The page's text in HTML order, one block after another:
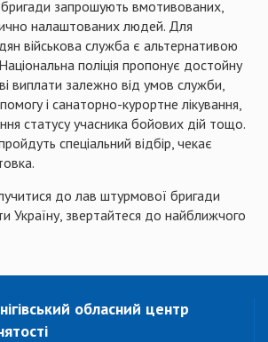
запрошують вмотивованих,
налаштованих людей. Для
військова служба є альтернативою
поліція пропонує достойну
виплати залежно від умов служби,
і санаторно-курортне лікування,
статусу учасника бойових дій тощо.
спеціальний відбір, чекає
до лав штурмової бригади
Україну, звертайтеся до найближчого
обласний центр